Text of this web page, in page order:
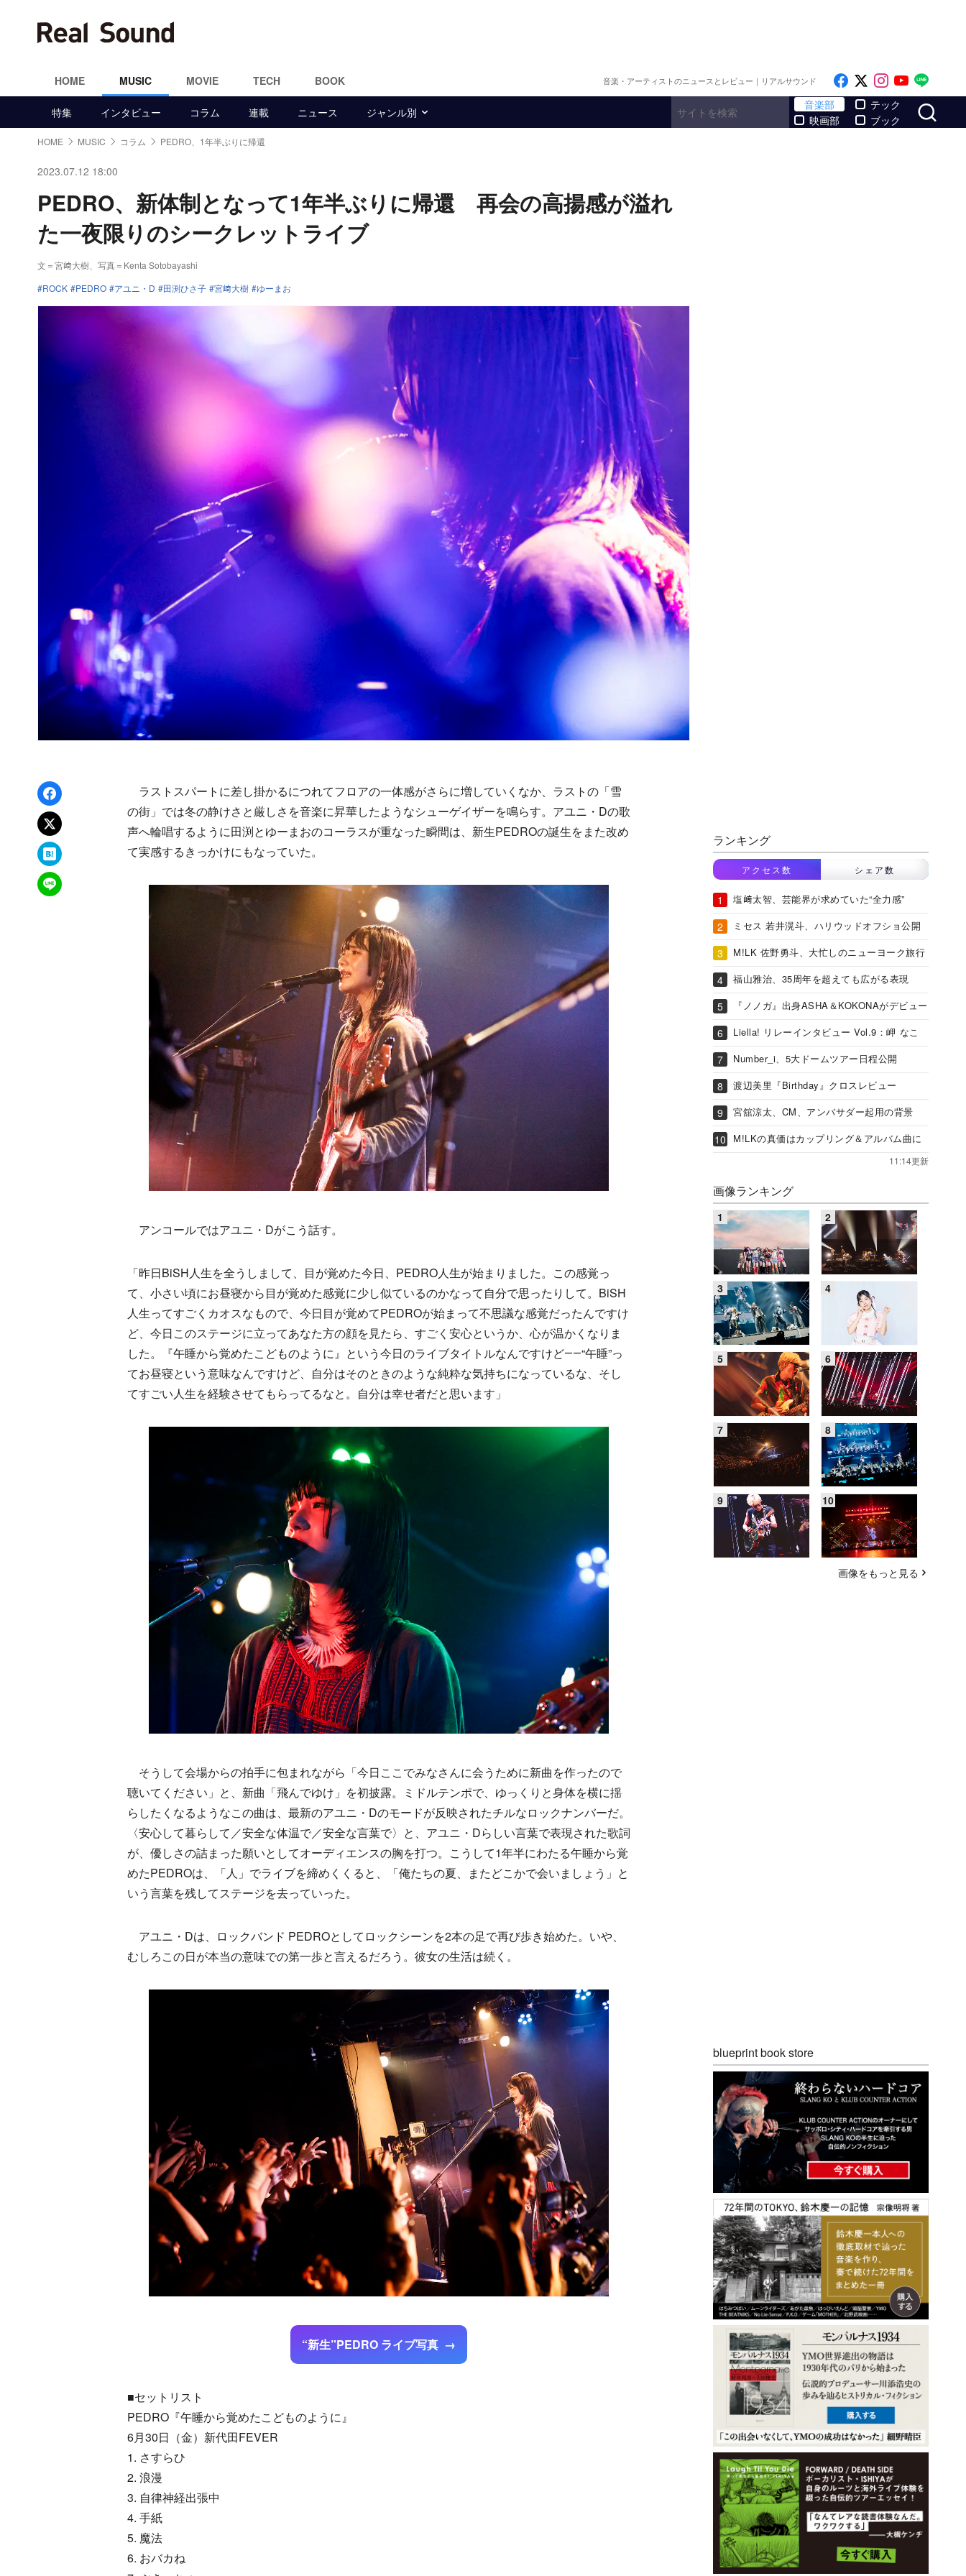
HOME MUSIC MOVIE TECH BOOK 音楽・アーティストのニュースとレビュー｜リアルサウンド Like on Facebook
Follow on x
Follow on
Follow
特集 インタビュー コラム 連載 ニュース ジャンル別
音楽部
映画部
テック
ブック
HOME MUSIC コラム PEDRO、1年半ぶりに帰還
2023.07.12 18:00
PEDRO、新体制となって1年半ぶりに帰還 再会の高揚感が溢れ
た一夜限りのシークレットライブ
文＝宮﨑大樹 、写真＝Kenta Sotobayashi
ROCK
PEDRO アユニ・D 田渕ひさ子 宮﨑大樹 ゆーまお
Facebookでシェア
xでポスト
はてなブックマーク
LINEで送る
ラストスパートに差し掛かるにつれてフロアの一体感がさらに増していくなか、ラストの「雪
の街」では冬の静けさと厳しさを音楽に昇華したようなシューゲイザーを鳴らす。アユニ・Dの歌
声へ輪唱するように田渕とゆーまおのコーラスが重なった瞬間は、新生PEDROの誕生をまた改め
て実感するきっかけにもなっていた。
アンコールではアユニ・Dがこう話す。
「昨日BiSH人生を全うしまして、目が覚めた今日、PEDRO人生が始まりました。この感覚っ
て、小さい頃にお昼寝から目が覚めた感覚に少し似ているのかなって自分で思ったりして。BiSH
人生ってすごくカオスなもので、今日目が覚めてPEDROが始まって不思議な感覚だったんですけ
ど、今日このステージに立ってあなた方の顔を見たら、すごく安心というか、心が温かくなりま
した。『午睡から覚めたこどものように』という今日のライブタイトルなんですけど――“午睡”っ
てお昼寝という意味なんですけど、自分はそのときのような純粋な気持ちになっているな、そし
てすごい人生を経験させてもらってるなと。自分は幸せ者だと思います」
そうして会場からの拍手に包まれながら「今日ここでみなさんに会うために新曲を作ったので
聴いてください」と、新曲「飛んでゆけ」を初披露。ミドルテンポで、ゆっくりと身体を横に揺
らしたくなるようなこの曲は、最新のアユニ・Dのモードが反映されたチルなロックナンバーだ。
〈安心して暮らして／安全な体温で／安全な言葉で〉と、アユニ・Dらしい言葉で表現された歌詞
が、優しさの詰まった願いとしてオーディエンスの胸を打つ。こうして1年半にわたる午睡から覚
めたPEDROは、「人」でライブを締めくくると、「俺たちの夏、またどこかで会いましょう」と
いう言葉を残してステージを去っていった。
アユニ・Dは、ロックバンド PEDROとしてロックシーンを2本の足で再び歩き始めた。いや、
むしろこの日が本当の意味での第一歩と言えるだろう。彼女の生活は続く。
“新生”PEDRO ライブ写真
■セットリスト
PEDRO『午睡から覚めたこどものように』
6月30日（金）新代田FEVER
1. さすらひ
2. 浪漫
3. 自律神経出張中
4. 手紙
5. 魔法
6. おバカね
ランキング
アクセス数 シェア数
塩﨑太智、芸能界が求めていた“全力感”
ミセス 若井滉斗、ハリウッドオフショ公開
M!LK 佐野勇斗、大忙しのニューヨーク旅行
福山雅治、35周年を超えても広がる表現
『ノノガ』出身ASHA＆KOKONAがデビュー
Liella! リレーインタビュー Vol.9：岬 なこ
Number_i、5大ドームツアー日程公開
渡辺美里『Birthday』クロスレビュー
宮舘涼太、CM、アンバサダー起用の背景
M!LKの真価はカップリング＆アルバム曲に
11:14更新
画像ランキング
画像をもっと見る
blueprint book store